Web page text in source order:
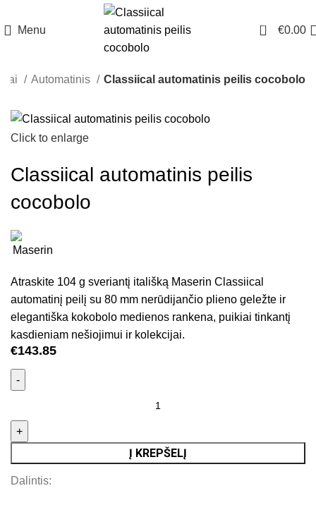
Menu 0 €0.00
Automatinis Classiical automatinis peilis cocobolo
Click to enlarge
Classiical automatinis peilis
cocobolo
Atraskite 104 g sveriantį itališką Maserin Classiical
automatinį peilį su 80 mm nerūdijančio plieno geležte ir
elegantiška kokobolo medienos rankena, puikiai tinkantį
kasdieniam nešiojimui ir kolekcijai.
€143.85
Į KREPŠELĮ
Dalintis: